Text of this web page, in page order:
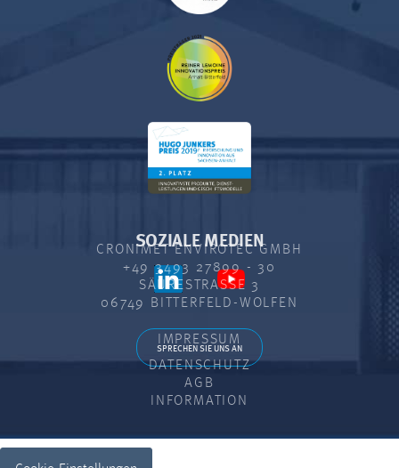
SOZIALE MEDIEN
SPRECHEN SIE UNS AN
CRONIMET ENVIROTEC GMBH
+49 3493 27899 - 30
SÄURESTRASSE 3
06749 BITTERFELD-WOLFEN
IMPRESSUM
DATENSCHUTZ
AGB
INFORMATION